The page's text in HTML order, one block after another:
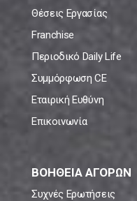
Θέσεις Εργασίας
Franchise
Περιοδικό Daily Life
Συμμόρφωση CE
Εταιρική Ευθύνη
Επικοινωνία
ΒΟΗΘΕΙΑ ΑΓΟΡΩΝ
Συχνές Ερωτήσεις